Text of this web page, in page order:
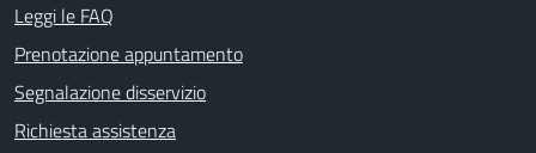
Leggi le FAQ
Prenotazione appuntamento
Segnalazione disservizio
Richiesta assistenza